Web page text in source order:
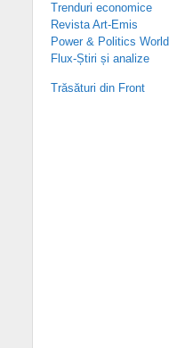
Trenduri economice
Revista Art-Emis
Power & Politics World
Flux-Știri și analize
Trăsături din Front